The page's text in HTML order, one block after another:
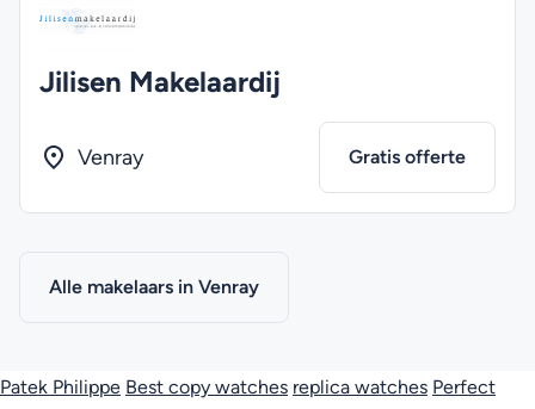
Jilisen Makelaardij
Venray Gratis offerte
Alle makelaars in Venray
Patek Philippe Best copy watches replica watches Perfect